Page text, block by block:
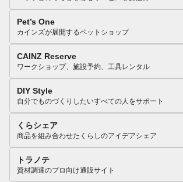
Pet’s One
カインズが展開するペットショップ
CAINZ Reserve
ワークショップ、施設予約、工具レンタル
DIY Style
自分でものづくりしたいすべての人をサポート
くらシェア
商品を組み合わせたくらしのアイデアシェア
トラノテ
資材調達のプロ向け通販サイト